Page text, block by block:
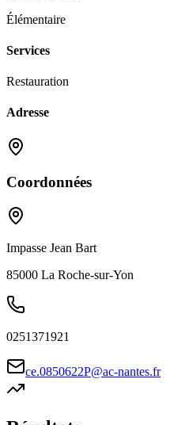
Élémentaire
Services
Restauration
Adresse
Coordonnées
Impasse Jean Bart
85000 La Roche-sur-Yon
0251371921
ce.0850622P@ac-nantes.fr